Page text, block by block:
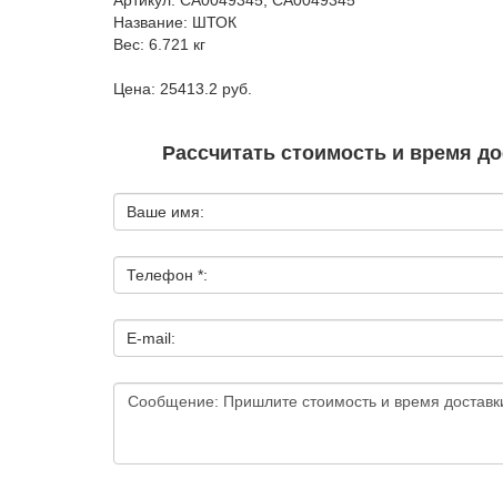
Название: ШТОК
Вес: 6.721 кг
Цена: 25413.2 руб.
Рассчитать стоимость и время
Ваше имя:
Телефон *:
E-mail: